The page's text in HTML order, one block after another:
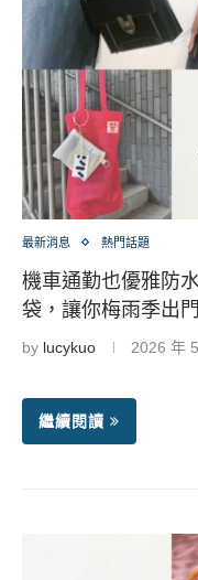
最新消息 熱門話題
機車通勤也優雅防
袋，讓你梅雨季出
by lucykuo 2026 年
繼續閱讀